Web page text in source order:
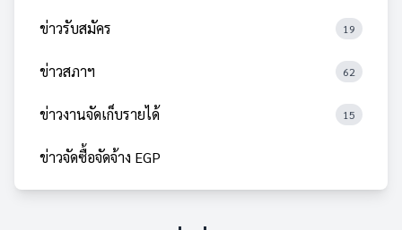
ข่าวรับสมัคร 19
ข่าวสภาฯ 62
ข่าวงานจัดเก็บรายได้ 15
ข่าวจัดซื้อจัดจ้าง EGP